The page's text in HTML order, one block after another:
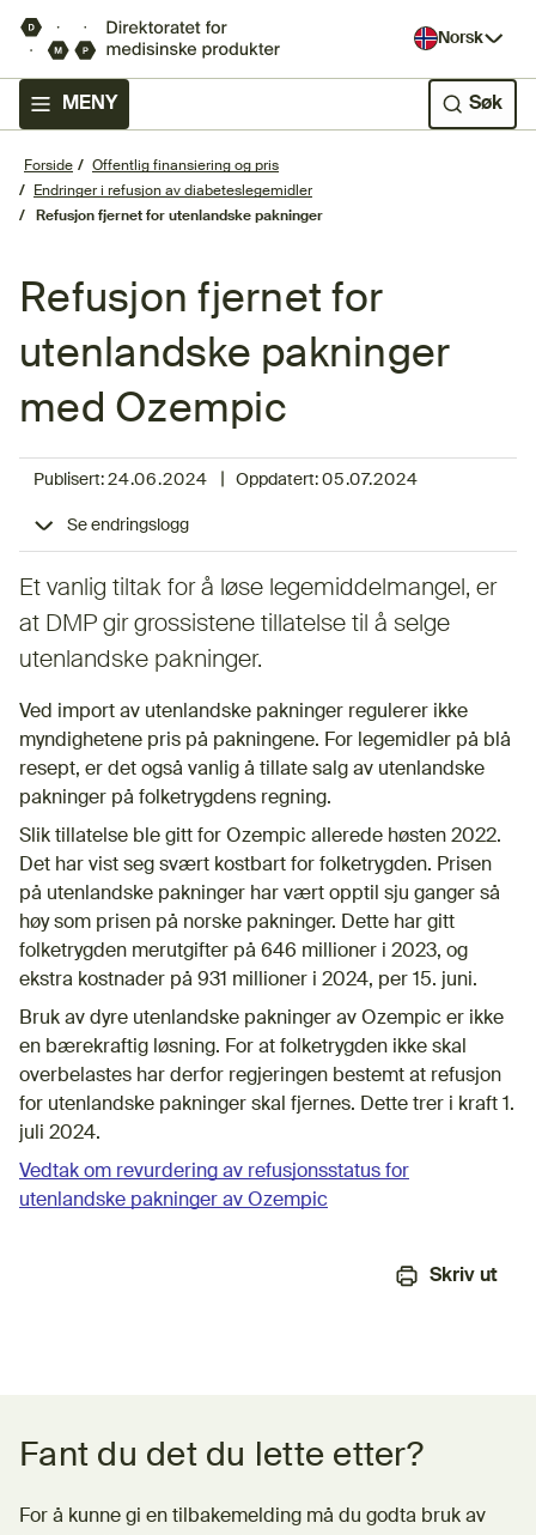
Norsk
MENY Søk
Forside
Offentlig finansiering og pris
Endringer i refusjon av diabeteslegemidler
Refusjon fjernet for utenlandske pakninger
Refusjon fjernet for
utenlandske pakninger
med Ozempic
Publisert: 24.06.2024 Oppdatert:05.07.2024
Se endringslogg
Et vanlig tiltak for å løse legemiddelmangel, er
at DMP gir grossistene tillatelse til å selge
utenlandske pakninger.
Ved import av utenlandske pakninger regulerer ikke
myndighetene pris på pakningene. For legemidler på blå
resept, er det også vanlig å tillate salg av utenlandske
pakninger på folketrygdens regning.
Slik tillatelse ble gitt for Ozempic allerede høsten 2022.
Det har vist seg svært kostbart for folketrygden. Prisen
på utenlandske pakninger har vært opptil sju ganger så
høy som prisen på norske pakninger. Dette har gitt
folketrygden merutgifter på 646 millioner i 2023, og
ekstra kostnader på 931 millioner i 2024, per 15. juni.
Bruk av dyre utenlandske pakninger av Ozempic er ikke
en bærekraftig løsning. For at folketrygden ikke skal
overbelastes har derfor regjeringen bestemt at refusjon
for utenlandske pakninger skal fjernes. Dette trer i kraft 1.
juli 2024.
Vedtak om revurdering av refusjonsstatus for
utenlandske pakninger av Ozempic
Skriv ut
Fant du det du lette etter?
For å kunne gi en tilbakemelding må du godta bruk av